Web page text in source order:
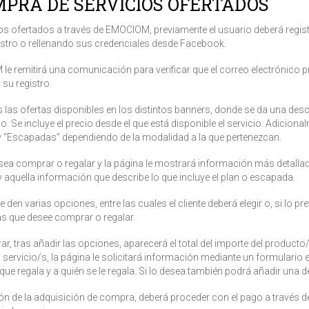
ofertados a través de EMOCIOM, previamente el usuario deberá
o rellenando sus credenciales desde Facebook.
le remitirá una comunicación para verificar que el correo electrónico
registro.
las ofertas disponibles en los distintos banners, donde se da una
incluye el precio desde el que está disponible el servicio.
dependiendo de la modalidad a la que pertenezcan.
comprar o regalar y la página le mostrará información más
información que describe lo que incluye el plan o escapada.
varias opciones, entre las cuales el cliente deberá elegir o, si lo
que desee comprar o regalar.
tras añadir las opciones, aparecerá el total del importe del
s, la página le solicitará información mediante un formulario
regala y a quién se le regala. Si lo desea también podrá añadir una
de la adquisición de compra, deberá proceder con el pago a través